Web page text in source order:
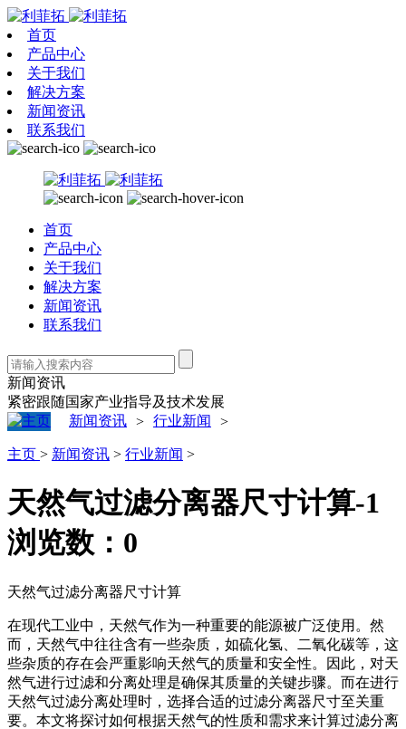
首页
产品中心
关于我们
解决方案
新闻资讯
联系我们
首页
产品中心
关于我们
解决方案
新闻资讯
联系我们
新闻资讯
紧密跟随国家产业指导及技术发展
新闻资讯 > 行业新闻 >
主页 > 新闻资讯 > 行业新闻 >
天然气过滤分离器尺寸计算-1
浏览数： 0
天然气过滤分离器尺寸计算
在现代工业中，天然气作为一种重要的能源被广泛使用。然
而，天然气中往往含有一些杂质，如硫化氢、二氧化碳等，这
些杂质的存在会严重影响天然气的质量和安全性。因此，对天
然气进行过滤和分离处理是确保其质量的关键步骤。而在进行
天然气过滤分离处理时，选择合适的过滤分离器尺寸至关重
要。本文将探讨如何根据天然气的性质和需求来计算过滤分离